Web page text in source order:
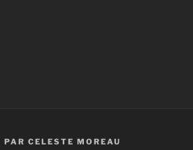
PAR CELESTE MOREAU